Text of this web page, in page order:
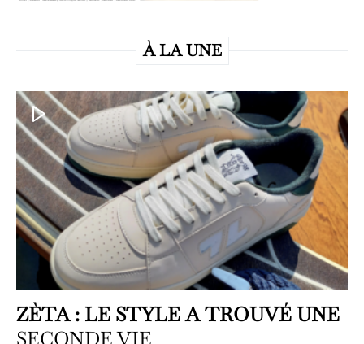
À LA UNE
ZÈTA : LE STYLE A TROUVÉ UNE
SECONDE VIE